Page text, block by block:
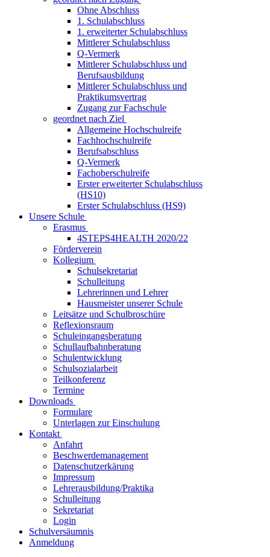
Ohne Abschluss
1. Schulabschluss
1. erweiterter Schulabschluss
Mittlerer Schulabschluss
Q-Vermerk
Mittlerer Schulabschluss und
Berufsausbildung
Mittlerer Schulabschluss und
Praktikumsvertrag
Zugang zur Fachschule
geordnet nach Ziel
Allgemeine Hochschulreife
Fachhochschulreife
Berufsabschluss
Q-Vermerk
Fachoberschulreife
Erster erweiterter Schulabschluss
(HS10)
Erster Schulabschluss (HS9)
Unsere Schule
Erasmus
4STEPS4HEALTH 2020/22
Förderverein
Kollegium
Schulsekretariat
Schulleitung
Lehrerinnen und Lehrer
Hausmeister unserer Schule
Leitsätze und Schulbroschüre
Reflexionsraum
Schuleingangsberatung
Schullaufbahnberatung
Schulentwicklung
Schulsozialarbeit
Teilkonferenz
Termine
Downloads
Formulare
Unterlagen zur Einschulung
Kontakt
Anfahrt
Beschwerdemanagement
Datenschutzerkärung
Impressum
Lehrerausbildung/Praktika
Schulleitung
Sekretariat
Login
Schulversäumnis
Anmeldung